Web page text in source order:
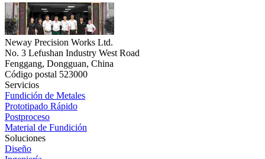
Neway Precision Works Ltd.
No. 3 Lefushan Industry West Road
Fenggang, Dongguan, China
Código postal 523000
Servicios
Fundición de Metales
Prototipado Rápido
Postproceso
Material de Fundición
Soluciones
Diseño